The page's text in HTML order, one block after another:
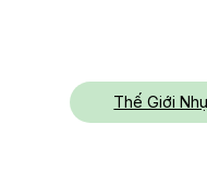
Thế Giới